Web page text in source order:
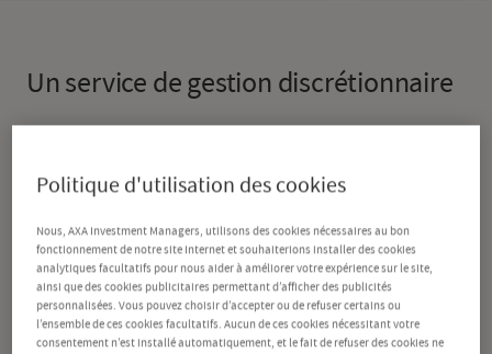
Un service de gestion discrétionnaire
gestion de ses actifs financiers ? Ou il ne dispose
pas des connaissances nécessaires pour pouvoir le
faire ? Grâce à notre service de gestion
discrétionnaire, nos experts se tiennent à sa
disposition.
Politique d'utilisation des cookies
Nous, AXA Investment Managers, utilisons des cookies nécessaires au bon
fonctionnement de notre site Internet et souhaiterions installer des cookies
analytiques facultatifs pour nous aider à améliorer votre expérience sur le site,
ainsi que des cookies publicitaires permettant d’afficher des publicités
personnalisées. Vous pouvez choisir d’accepter ou de refuser certains ou
l’ensemble de ces cookies facultatifs. Aucun de ces cookies nécessitant votre
consentement n’est installé automatiquement, et le fait de refuser des cookies ne